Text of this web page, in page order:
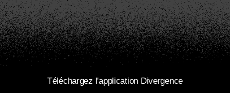
Téléchargez l'application Divergence